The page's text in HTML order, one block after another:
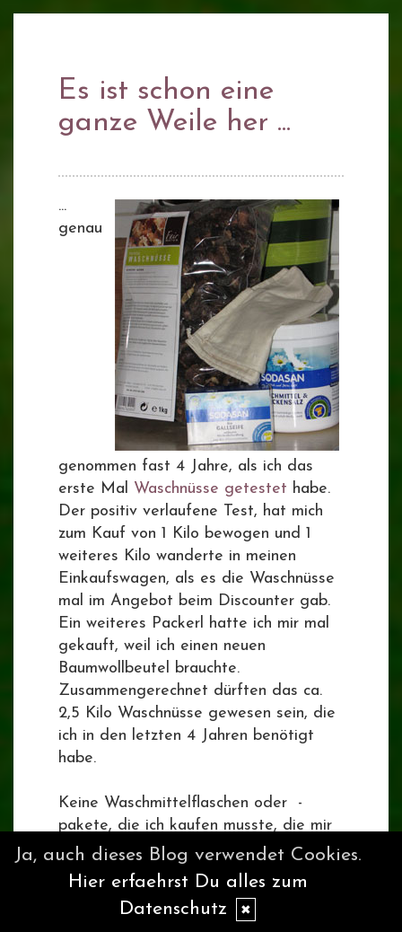
Es ist schon eine
ganze Weile her ...
...
genau
genommen fast 4 Jahre, als ich das
erste Mal Waschnüsse getestet habe.
Der positiv verlaufene Test, hat mich
zum Kauf von 1 Kilo bewogen und 1
weiteres Kilo wanderte in meinen
Einkaufswagen, als es die Waschnüsse
mal im Angebot beim Discounter gab.
Ein weiteres Packerl hatte ich mir mal
gekauft, weil ich einen neuen
Baumwollbeutel brauchte.
Zusammengerechnet dürften das ca.
2,5 Kilo Waschnüsse gewesen sein, die
ich in den letzten 4 Jahren benötigt
habe.
Keine Waschmittelflaschen oder -
pakete, die ich kaufen musste, die mir
Platz gestohlen haben usw. und ich hab
ganz viel für die Umwelt getan (und
Ja, auch dieses Blog verwendet Cookies.
Hier erfaehrst Du alles zum
Datenschutz
✖